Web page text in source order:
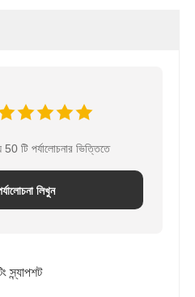
টি পর্যালোচনার ভিত্তিতে
লিখুন
স্ন্যাপশট